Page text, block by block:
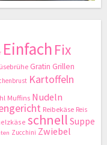
Einfach Fix
Gratin Grillen
Kartoffeln
Muffins Nudeln
Reibekäse Reis
schnell Suppe
Zucchini Zwiebel